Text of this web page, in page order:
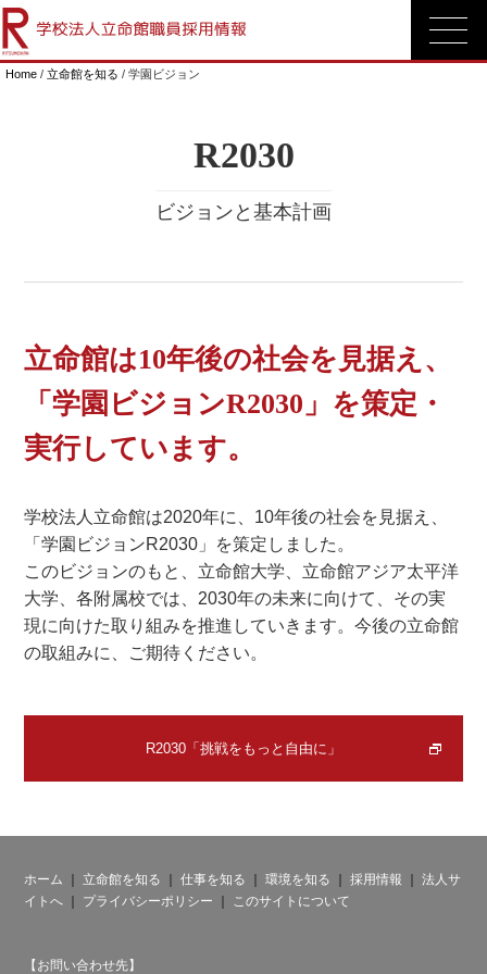
Home / 立命館を知る / 学園ビジョン
R2030
ビジョンと基本計画
立命館は10年後の社会を見据え、
「学園ビジョンR2030」を策定・
実行しています。
学校法人立命館は2020年に、10年後の社会を見据え、
「学園ビジョンR2030」を策定しました。
このビジョンのもと、立命館大学、立命館アジア太平洋
大学、各附属校では、2030年の未来に向けて、その実
現に向けた取り組みを推進していきます。今後の立命館
の取組みに、ご期待ください。
R2030「挑戦をもっと自由に」
ホーム 立命館を知る ｜仕事を知る ｜環境を知る ｜採用情報 ｜法人サ
イトへ
プライバシーポリシー このサイトについて
【お問い合わせ先】